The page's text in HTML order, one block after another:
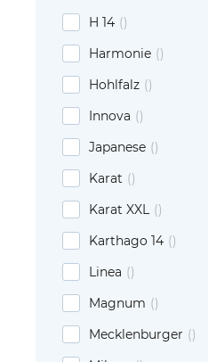
H 14
Harmonie
Hohlfalz
Innova
Japanese
Karat
Karat XXL
Karthago 14
Linea
Magnum
Mecklenburger